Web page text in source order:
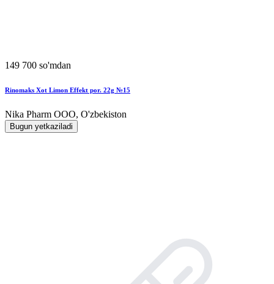
149 700 so'mdan
Rinomaks Xot Limon Effekt por. 22g №15
Nika Pharm ООО, O'zbekiston
Bugun yetkaziladi